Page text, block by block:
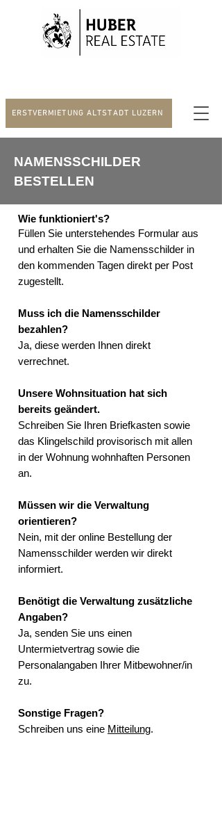
ERSTVERMIETUNG ALTSTADT LUZERN
NAMENSSCHILDER
BESTELLEN
Wie funktioniert's?
Füllen Sie unterstehendes Formular aus
und erhalten Sie die Namensschilder in
den kommenden Tagen direkt per Post
zugestellt.
Muss ich die Namensschilder
bezahlen?
Ja, diese werden Ihnen direkt
verrechnet.
Unsere Wohnsituation hat sich
bereits geändert.
Schreiben Sie Ihren Briefkasten sowie
das Klingelschild provisorisch mit allen
in der Wohnung wohnhaften Personen
an.
Müssen wir die Verwaltung
orientieren?
Nein, mit der online Bestellung der
Namensschilder werden wir direkt
informiert.
Benötigt die Verwaltung zusätzliche
Angaben?
Ja, senden Sie uns einen
Untermietvertrag sowie die
Personalangaben Ihrer Mitbewohner/in
zu.
Sonstige Fragen?
Schreiben uns eine Mitteilung.